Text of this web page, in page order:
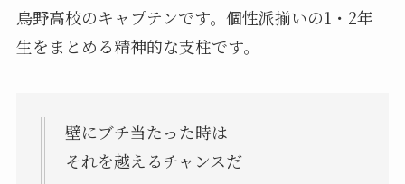
烏野高校のキャプテンです。個性派揃いの1・2年
生をまとめる精神的な支柱です。
壁にブチ当たった時は
それを越えるチャンスだ